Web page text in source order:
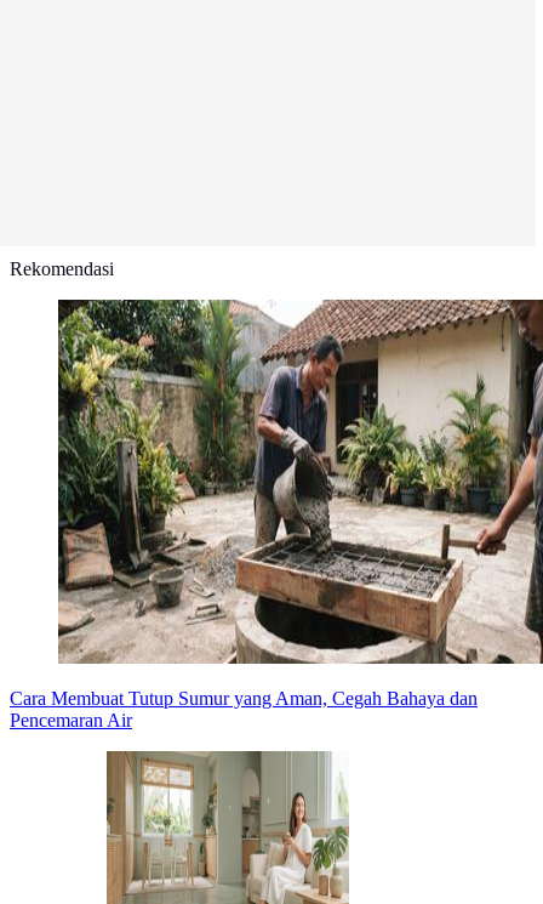
Rekomendasi
Cara Membuat Tutup Sumur yang Aman, Cegah Bahaya dan
Pencemaran Air